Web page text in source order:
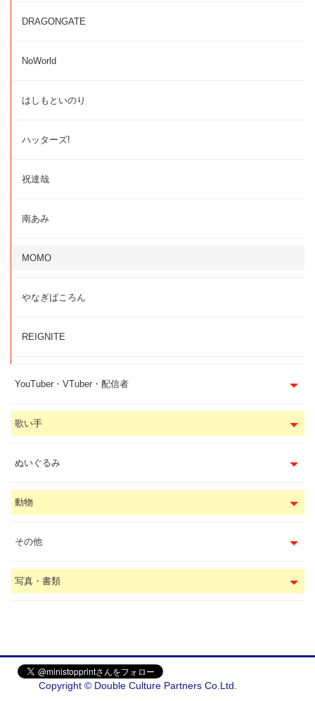
DRAGONGATE
NoWorld
はしもといのり
ハッターズ!
祝達哉
南あみ
MOMO
やなぎばころん
REIGNITE
YouTuber・VTuber・配信者
歌い手
ぬいぐるみ
動物
その他
写真・書類
Copyright © Double Culture Partners Co.Ltd.